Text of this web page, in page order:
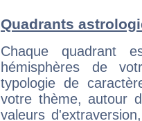
Quadrants
Chaque quadrant
hémisphères de
typologie de
votre thème, autour
valeurs